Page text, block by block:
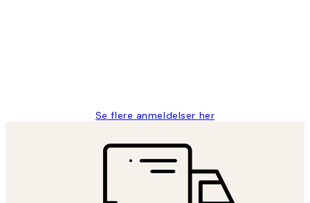
Se flere anmeldelser her